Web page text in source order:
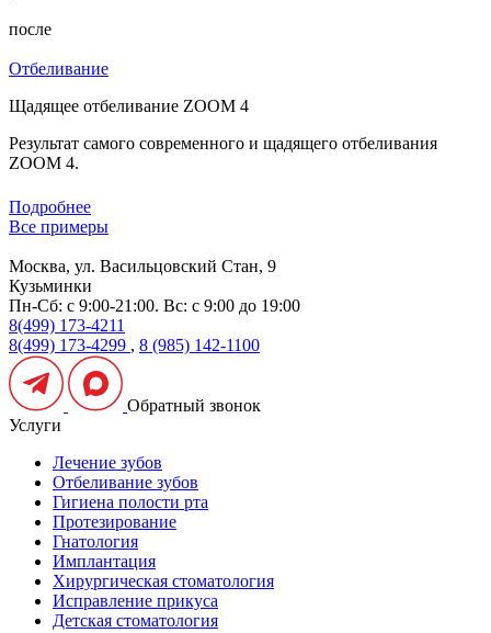
после
Отбеливание
Щадящее отбеливание ZOOM 4
Результат самого современного и щадящего отбеливания
ZOOM 4.
Подробнее
Все примеры
Москва, ул. Васильцовский Стан, 9
Кузьминки
Пн-Сб: с 9:00-21:00. Вс: с 9:00 до 19:00
8(499) 173-4211
8(499) 173-4299 , 8 (985) 142-1100
Обратный звонок
Услуги
Лечение зубов
Отбеливание зубов
Гигиена полости рта
Протезирование
Гнатология
Имплантация
Хирургическая стоматология
Исправление прикуса
Детская стоматология